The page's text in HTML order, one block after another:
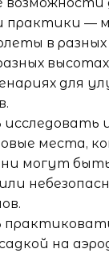
практики —
в разных
для
места,
могут
на